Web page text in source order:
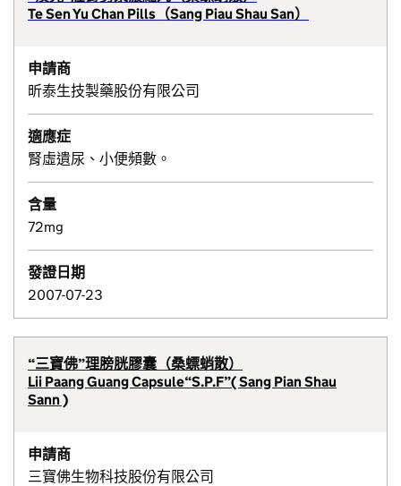
Te Sen Yu Chan Pills（Sang Piau Shau San）
申請商
昕泰生技製藥股份有限公司
適應症
腎虛遺尿、小便頻數。
含量
72mg
發證日期
2007-07-23
“三寶佛”理膀胱膠囊（桑螵蛸散）
Lii Paang Guang Capsule“S.P.F”( Sang Pian Shau
Sann )
申請商
三寶佛生物科技股份有限公司